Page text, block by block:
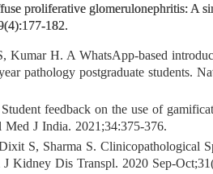
proliferative glomerulonephritis: A
182.
H. A WhatsApp-based
pathology postgraduate students.
feedback on the use of
Med J India. 2021;34:375-376.
S, Sharma S. Clinicopathological
Kidney Dis Transpl. 2020 Sep-